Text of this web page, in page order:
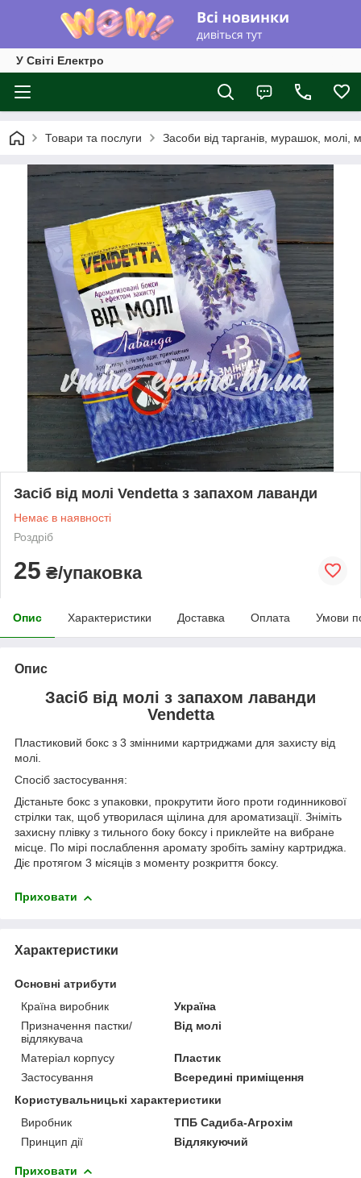
У Світі Електро
Товари та послуги Засоби від тарганів, мурашок, молі,
Засіб від молі Vendetta з запахом лаванди
Немає в наявності
Роздріб
25 ₴/упаковка
Опис Характеристики Доставка Оплата Умови
Опис
Засіб від молі з запахом лаванди
Vendetta
Пластиковий бокс з 3 змінними картриджами для захисту від
молі.
Спосіб застосування:
Дістаньте бокс з упаковки, прокрутити його проти годинникової
стрілки так, щоб утворилася щілина для ароматизації. Зніміть
захисну плівку з тильного боку боксу і приклейте на вибране
місце. По мірі послаблення аромату зробіть заміну картриджа.
Діє протягом 3 місяців з моменту розкриття боксу.
Приховати
Характеристики
Основні атрибути
Країна виробник
Україна
Призначення пастки/
відлякувача
Від молі
Матеріал корпусу
Пластик
Застосування
Всередині приміщення
Користувальницькі характеристики
Виробник
ТПБ Садиба-Агрохім
Принцип дії
Відлякуючий
Приховати